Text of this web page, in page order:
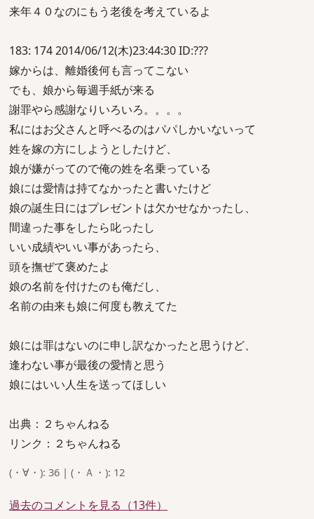
来年４０なのにもう老後を考えているよ
183: 174 2014/06/12(木)23:44:30 ID:???
嫁からは、離婚後何も言ってこない
でも、娘から毎週手紙が来る
謝罪やら感謝なりいろいろ。。。。
私にはお父さんと呼べるのはパパしかいないって
姓を嫁の方にしようとしたけど、
娘が嫌がってので俺の姓を名乗っている
娘には愛情は持てなかったと書いたけど
娘の誕生日にはプレゼントは欠かせなかったし、
間違った事をしたら叱ったし
いい成績やいい事があったら、
頭を撫ぜて褒めたよ
娘の名前を付けたのも俺だし、
名前の由来も娘に何度も教えてた
娘には罪はないのに申し訳なかったと思うけど、
逢わない事が最後の愛情と思う
娘にはいい人生を送ってほしい
出典：２ちゃんねる
リンク：２ちゃんねる
(・∀・): 36 | (・Ａ・): 12
過去のコメントを見る（13件）